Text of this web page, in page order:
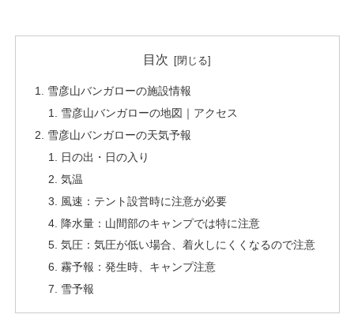
目次
雪彦山バンガローの施設情報
雪彦山バンガローの地図｜アクセス
雪彦山バンガローの天気予報
日の出・日の入り
気温
風速：テント設営時に注意が必要
降水量：山間部のキャンプでは特に注意
気圧：気圧が低い場合、着火しにくくなるので注意
霧予報：発生時、キャンプ注意
雪予報